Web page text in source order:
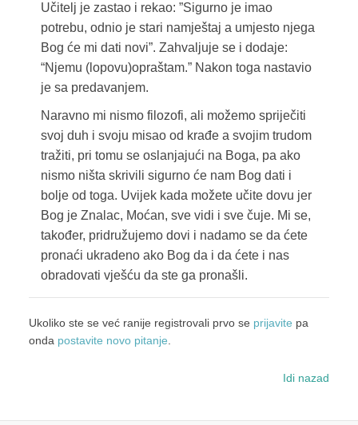
Učitelj je zastao i rekao: ”Sigurno je imao
potrebu, odnio je stari namještaj a umjesto njega
Bog će mi dati novi”. Zahvaljuje se i dodaje:
“Njemu (lopovu)opraštam.” Nakon toga nastavio
je sa predavanjem.
Naravno mi nismo filozofi, ali možemo spriječiti
svoj duh i svoju misao od krađe a svojim trudom
tražiti, pri tomu se oslanjajući na Boga, pa ako
nismo ništa skrivili sigurno će nam Bog dati i
bolje od toga. Uvijek kada možete učite dovu jer
Bog je Znalac, Moćan, sve vidi i sve čuje. Mi se,
također, pridružujemo dovi i nadamo se da ćete
pronaći ukradeno ako Bog da i da ćete i nas
obradovati vješću da ste ga pronašli.
Ukoliko ste se već ranije registrovali prvo se prijavite pa
onda postavite novo pitanje.
Idi nazad